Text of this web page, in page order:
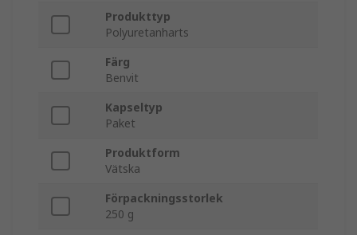
Produkttyp
Polyuretanharts
Färg
Benvit
Kapseltyp
Paket
Produktform
Vätska
Förpackningsstorlek
250 g